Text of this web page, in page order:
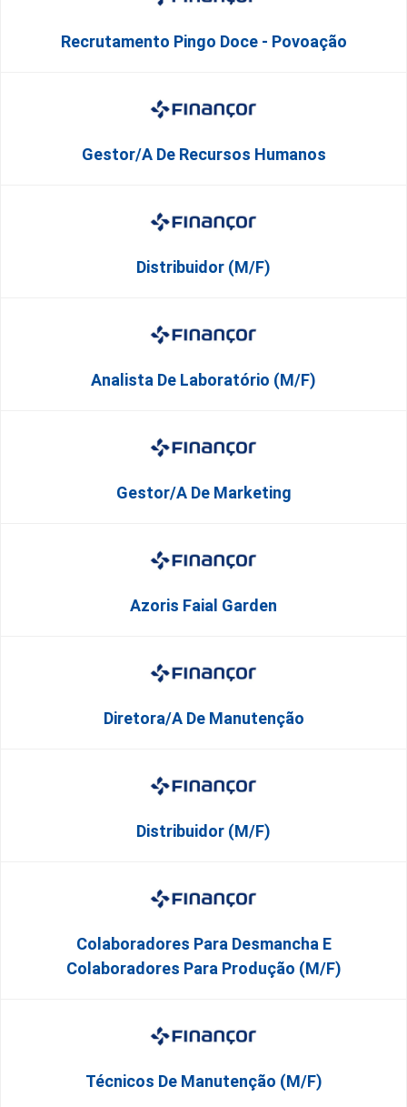
Recrutamento Pingo Doce - Povoação
Gestor/a De Recursos Humanos
Distribuidor (M/F)
Analista De Laboratório (M/F)
Gestor/a De Marketing
Azoris Faial Garden
Diretora/a De Manutenção
Distribuidor (M/F)
Colaboradores Para Desmancha E
Colaboradores Para Produção (M/F)
Técnicos De Manutenção (M/F)